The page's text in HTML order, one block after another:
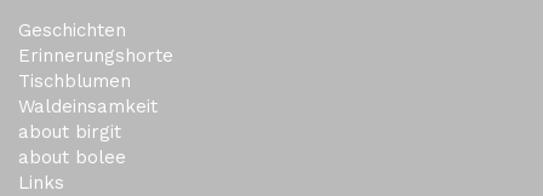
Geschichten
Erinnerungshorte
Tischblumen
Waldeinsamkeit
about birgit
about bolee
Links